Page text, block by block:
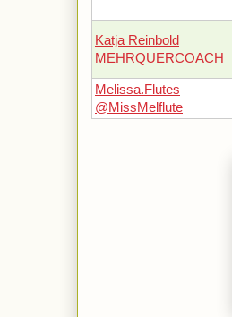
Katja Reinbold
MEHRQUERCOACH
Melissa.Flutes
@MissMelflute